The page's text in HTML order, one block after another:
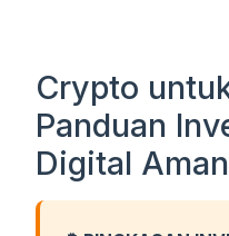
Crypto
Panduan
Digital Aman